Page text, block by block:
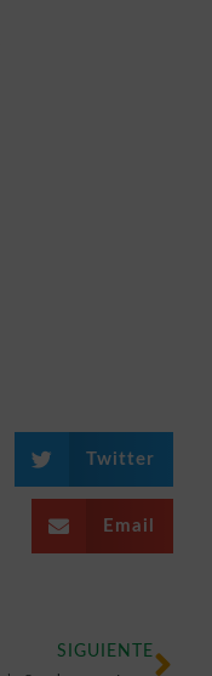
Twitter
Email
SIGUIENTE